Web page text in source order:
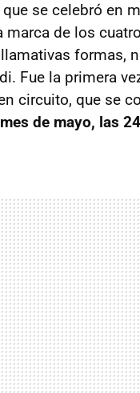
se celebró en
de los
formas,
Fue la primera
circuito, que se
de mayo, las